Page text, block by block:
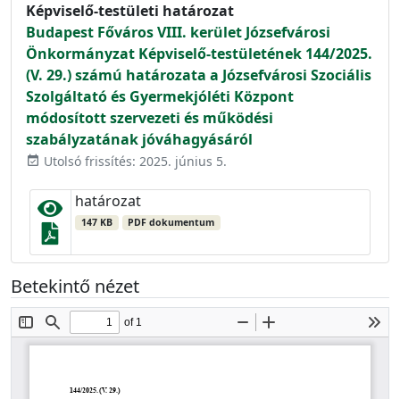
Képviselő-testületi határozat
Budapest Főváros VIII. kerület Józsefvárosi
Önkormányzat Képviselő-testületének 144/2025.
(V. 29.) számú határozata a Józsefvárosi Szociális
Szolgáltató és Gyermekjóléti Központ
módosított szervezeti és működési
szabályzatának jóváhagyásáról
event_available Utolsó frissítés: 2025. június 5.
határozat
147 KB PDF dokumentum
Betekintő nézet